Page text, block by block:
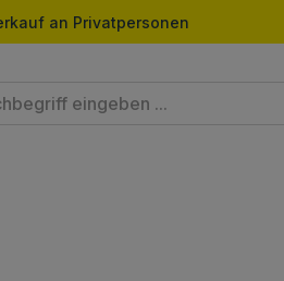
an Privatpersonen